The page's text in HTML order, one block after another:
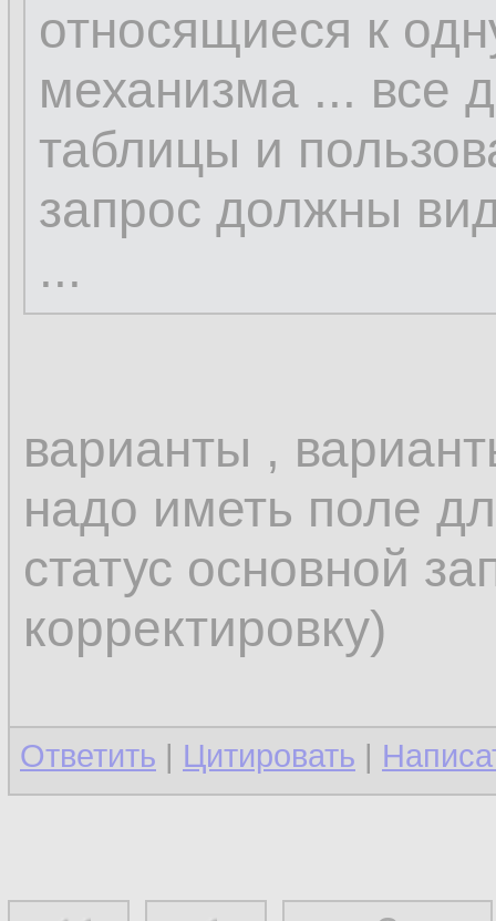
относящиеся к
механизма ... все
таблицы и
запрос должны
...
варианты ,
надо иметь поле
статус основной
корректировку)
Ответить | Цитировать |